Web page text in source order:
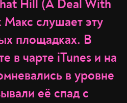
Hill (A Deal With
слушает эту
площадках. В
в чарте iTunes и на
в уровне
её спад с